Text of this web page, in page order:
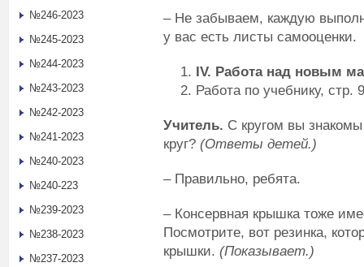
– Не забываем, каждую
у вас есть листы самооценки.
IV. Работа над новым
Работа по учебнику, стр.
Учитель. С кругом вы
круг? (Ответы детей.)
– Правильно, ребята.
– Консервная крышка тоже
Посмотрите, вот резинка,
крышки. (Показывает.)
№246-2023
№245-2023
№244-2023
№243-2023
№242-2023
№241-2023
№240-2023
№240-223
№239-2023
№238-2023
№237-2023